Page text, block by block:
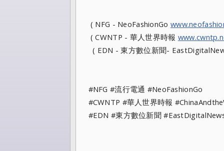
( NFG - NeoFashionGo
( CWNTP - 華人世界時報
( EDN - 東方數位新聞-
#NFG #流行電通 #NeoFashionGo
#CWNTP #華人世界時報
#EDN #東方數位新聞